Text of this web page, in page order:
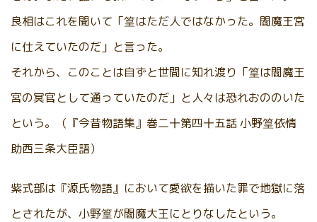
良相はこれを聞いて「篁はただ人ではなかった。閻魔王宮
に仕えていたのだ」と言った。
それから、このことは自ずと世間に知れ渡り「篁は閻魔王
宮の冥官として通っていたのだ」と人々は恐れおののいた
という。（『今昔物語集』巻二十第四十五話 小野篁依情
助西三条大臣語）
紫式部は『源氏物語』において愛欲を描いた罪で地獄に落
とされたが、小野篁が閻魔大王にとりなしたという。